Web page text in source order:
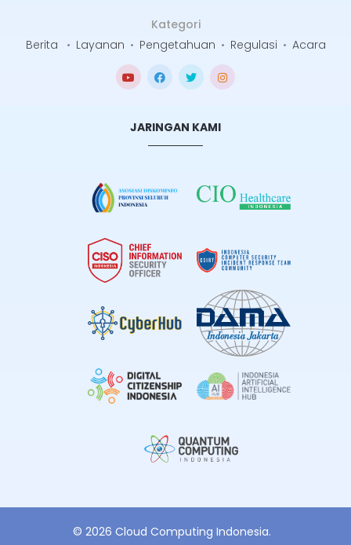
Kategori
Berita
• Layanan • Pengetahuan • Regulasi • Acara
JARINGAN KAMI
© 2026 Cloud Computing Indonesia.